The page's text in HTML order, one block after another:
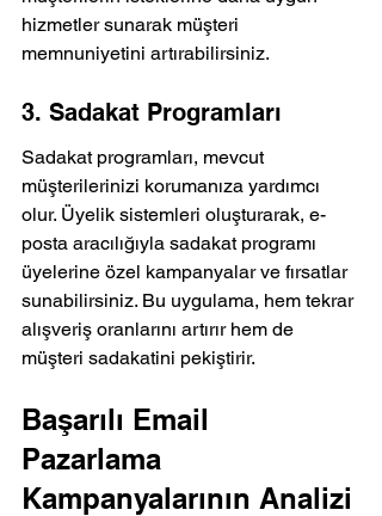
hizmetler sunarak müşteri
memnuniyetini artırabilirsiniz.
3. Sadakat Programları
Sadakat programları, mevcut
müşterilerinizi korumanıza yardımcı
olur. Üyelik sistemleri oluşturarak, e-
posta aracılığıyla sadakat programı
üyelerine özel kampanyalar ve fırsatlar
sunabilirsiniz. Bu uygulama, hem tekrar
alışveriş oranlarını artırır hem de
müşteri sadakatini pekiştirir.
Başarılı Email
Pazarlama
Kampanyalarının Analizi